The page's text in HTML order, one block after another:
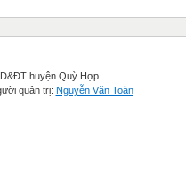
huyện Quỳ Hợp
quản trị: Nguyễn Văn Toàn